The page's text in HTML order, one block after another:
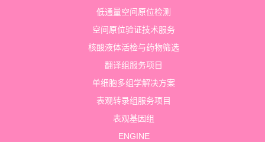
低通量空间原位检测
空间原位验证技术服务
核酸液体活检与药物筛选
翻译组服务项目
单细胞多组学解决方案
表观转录组服务项目
表观基因组
ENGINE